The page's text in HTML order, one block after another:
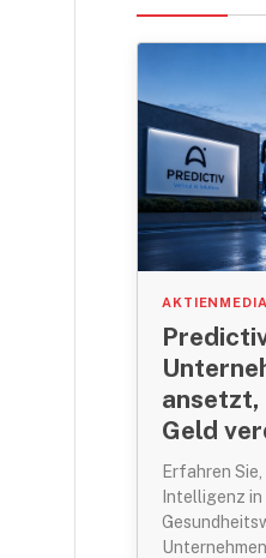
ansetzt,
Geld
Erfahren
Intelligenz in